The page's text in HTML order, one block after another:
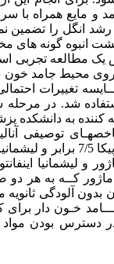
جامد و مایع همراه با
خوبی رشد انگل را
انبوه گونه های
مطالعه تجربی
بر روی محیط جامد
تغییرات
شد. در مرحله
به لیشمانیوز پوستی مراجعه کننده
بـــا شاخصهـای
و لیشمانیا
کــه به هر دو
انبوه سازی از 10 نمونه جدا شده از
خـون دار
بودن مواد